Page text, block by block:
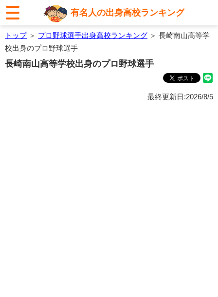
有名人の出身高校ランキング
トップ＞ プロ野球選手出身高校ランキング ＞ 長崎南山高等学
校出身のプロ野球選手
長崎南山高等学校出身のプロ野球選手
最終更新日:2026/8/5